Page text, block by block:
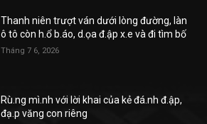
Thanh niên trượt ván dưới lòng đường, làn
ô tô còn h.ổ b.áo, d.ọa đ.ập x.e và đi tìm bố
Tháng 7 6, 2026
Rù.ng mì.nh với lời khai của kẻ đá.nh đ.ập,
đạ.p văng con riêng